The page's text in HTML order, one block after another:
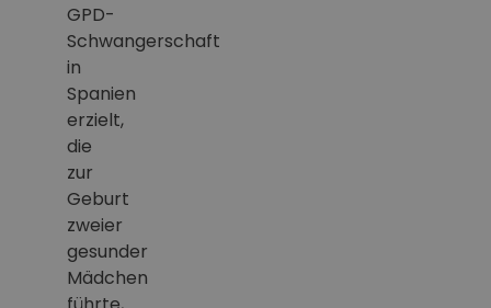
GPD-
Schwangerschaft
in
Spanien
erzielt,
die
zur
Geburt
zweier
gesunder
Mädchen